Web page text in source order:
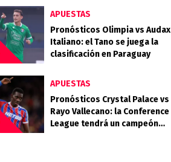
APUESTAS
Pronósticos Olimpia vs Audax
Italiano: el Tano se juega la
clasificación en Paraguay
APUESTAS
Pronósticos Crystal Palace vs
Rayo Vallecano: la Conference
League tendrá un campeón